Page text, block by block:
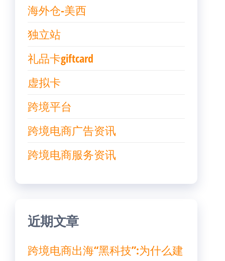
海外仓-美西
独立站
礼品卡giftcard
虚拟卡
跨境平台
跨境电商广告资讯
跨境电商服务资讯
近期文章
跨境电商出海“黑科技”:为什么建